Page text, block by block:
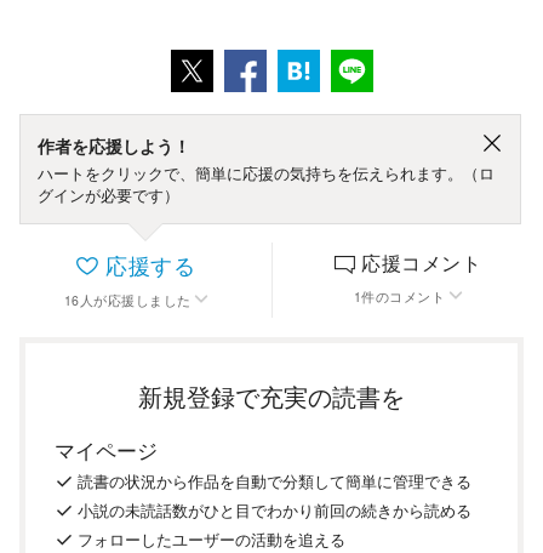
作者を応援しよう！
ハートをクリックで、簡単に応援の気持ちを伝えられます。（ロ
グインが必要です）
応援する
16 人 が応援しました
応援コメント
1件のコメント
新規登録で充実の読書を
マイページ
読書の状況から作品を自動で分類して簡単に管理できる
小説の未読話数がひと目でわかり前回の続きから読める
フォローしたユーザーの活動を追える